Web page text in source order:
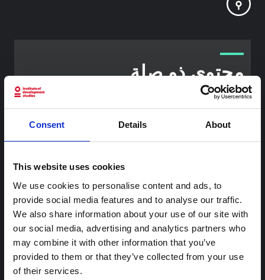
Consent Details About
This website uses cookies
We use cookies to personalise content and ads, to
provide social media features and to analyse our traffic.
We also share information about your use of our site with
our social media, advertising and analytics partners who
may combine it with other information that you’ve
provided to them or that they’ve collected from your use
of their services.
محتوى ذو صلة
شرط
ملاحظة سياقية: ممارسات الجنازة في إيتوري
هذه المذكرة هي الثانية التي ينتجها "التجمع من أجل إيتوري"، وهي
شبكة غير رسمية يقودها بشكل أساسي علماء اجتماعيون يقدمون
شرق جمهورية الكونغو الديمقراطية. توسع هذه المذكرة في ...
شرط
ملاحظة سياقية حول تفشي إيبولا بونديبوغيو
في إيتوري (2026)
تقدم هذه المذكرة خلفية سياقية حول مقاطعة إيتوري، التي تتأثر
حاليًا بتفشي فيروس إيبولا بوندييبوغيو. لا تتناول المذكرة مباشرة
الأخبار والتطورات الأخيرة في الاستجابة لفيروس إيبولا، بل تقدم